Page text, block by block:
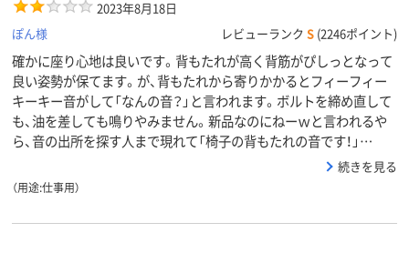
2023年8月18日
ぽん様
レビューランク S (2246ポイント)
確かに座り心地は良いです。背もたれが高く背筋がぴしっとなって
良い姿勢が保てます。が、背もたれから寄りかかるとフィーフィー
キーキー音がして「なんの音？」と言われます。ボルトを締め直して
も、油を差しても鳴りやみません。新品なのにねーｗと言われるや
ら、音の出所を探す人まで現れて「椅子の背もたれの音です！」…
続きを見る
（用途:仕事用）